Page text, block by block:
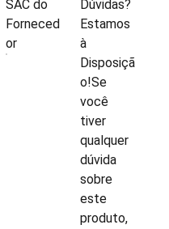
SAC do
Forneced
or
Dúvidas?
Estamos
à
Disposiçã
o!Se
você
tiver
qualquer
dúvida
sobre
este
produto,